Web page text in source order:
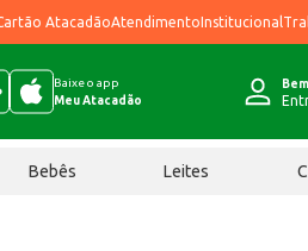
AtacadãoAtendimentoInstitucional
Baixe o app
Meu Atacadão
Bebês Leites